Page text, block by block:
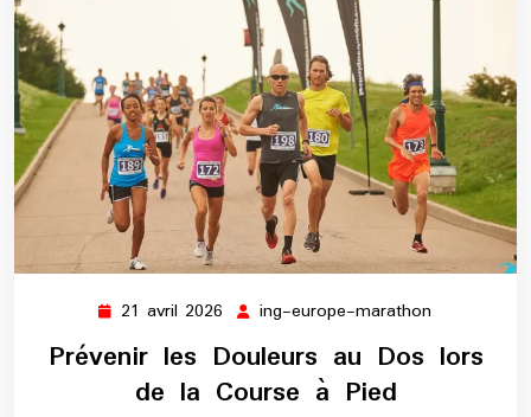
21 avril 2026 21
avril
2026
ing-europe-marathon
europe-
marathon
Prévenir les Douleurs au Dos lors
de la Course à Pied